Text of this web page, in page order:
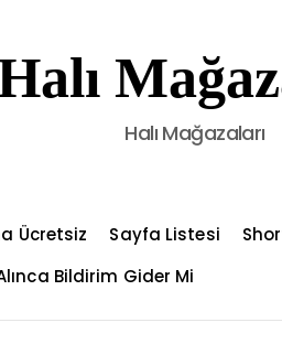
Halı Mağazaları
Ücretsiz Sayfa Listesi
Bildirim Gider Mi